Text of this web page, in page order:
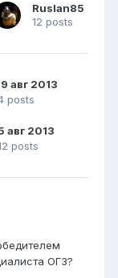
Ruslan85
12 posts
авг 2013
posts
авг 2013
posts
ОГЗ?